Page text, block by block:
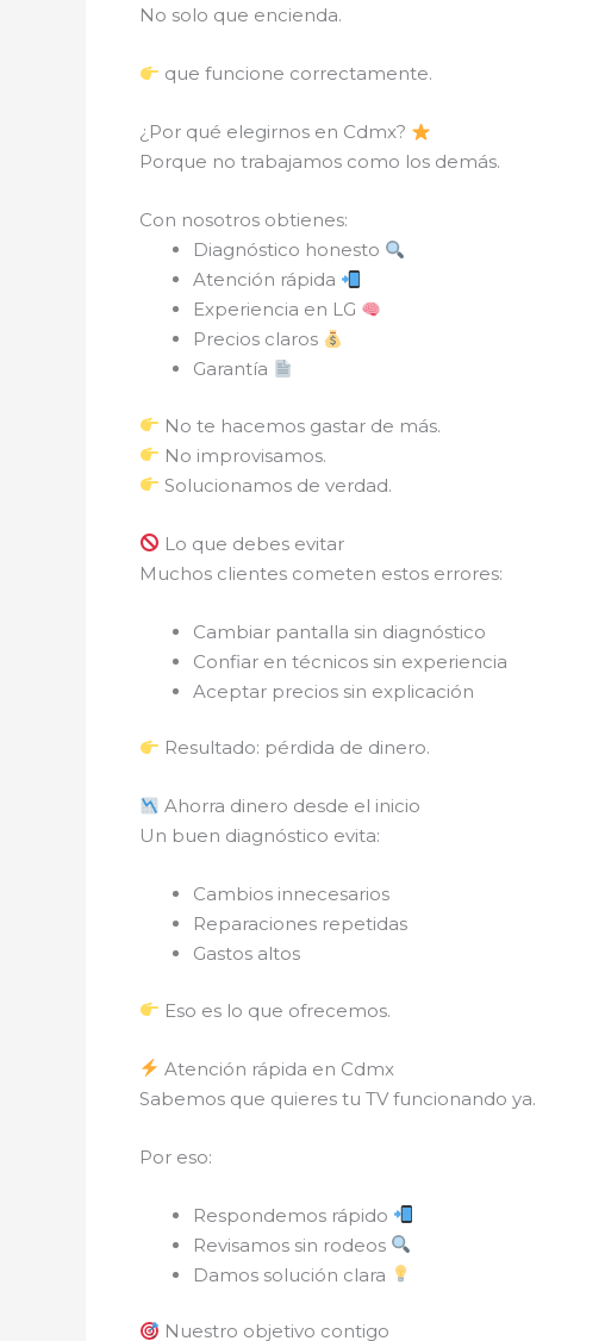
No solo que encienda.
que funcione correctamente.
¿Por qué elegirnos en Cdmx?
Porque no trabajamos como los demás.
Con nosotros obtienes:
Diagnóstico honesto
Atención rápida
Experiencia en LG
Precios claros
Garantía
No te hacemos gastar de más.
No improvisamos.
Solucionamos de verdad.
Lo que debes evitar
Muchos clientes cometen estos errores:
Cambiar pantalla sin diagnóstico
Confiar en técnicos sin experiencia
Aceptar precios sin explicación
Resultado: pérdida de dinero.
Ahorra dinero desde el inicio
Un buen diagnóstico evita:
Cambios innecesarios
Reparaciones repetidas
Gastos altos
Eso es lo que ofrecemos.
Atención rápida en Cdmx
Sabemos que quieres tu TV funcionando ya.
Por eso:
Respondemos rápido
Revisamos sin rodeos
Damos solución clara
Nuestro objetivo contigo